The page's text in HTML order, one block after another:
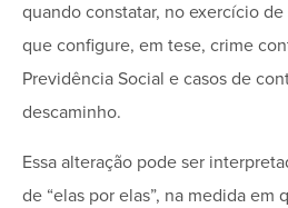
quando constatar, no exercício
que configure, em tese, crime
Previdência Social e casos de
descaminho.
Essa alteração pode ser
de “elas por elas”, na medida em